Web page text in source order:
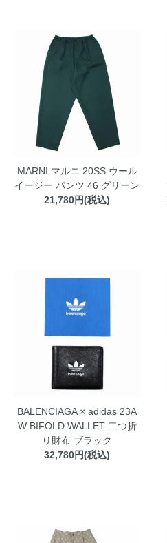
MARNI マルニ 20SS ウール
イージー パンツ 46 グリーン
21,780円(税込)
BALENCIAGA × adidas 23A
W BIFOLD WALLET 二つ折
り財布 ブラック
32,780円(税込)